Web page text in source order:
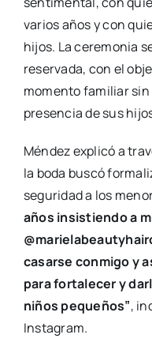
varios años y con
hijos. La ceremonia
reservada, con el
momento familiar sin
presencia de sus
Méndez explicó a
la boda buscó
seguridad a los
años insistiendo a
casarse conmigo y
para fortalecer y
niños pequeños”,
Instagram.